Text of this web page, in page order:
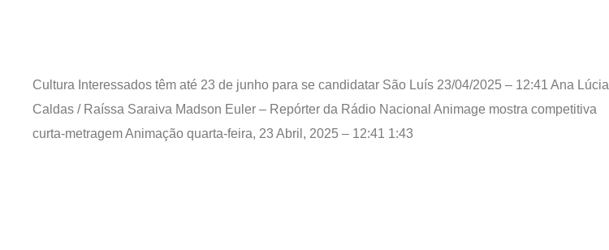
Cultura Interessados têm até 23 de junho para se candidatar São Luís 23/04/2025 – 12:41 Ana Lúcia
Caldas / Raíssa Saraiva Madson Euler – Repórter da Rádio Nacional Animage mostra competitiva
curta-metragem Animação quarta-feira, 23 Abril, 2025 – 12:41 1:43